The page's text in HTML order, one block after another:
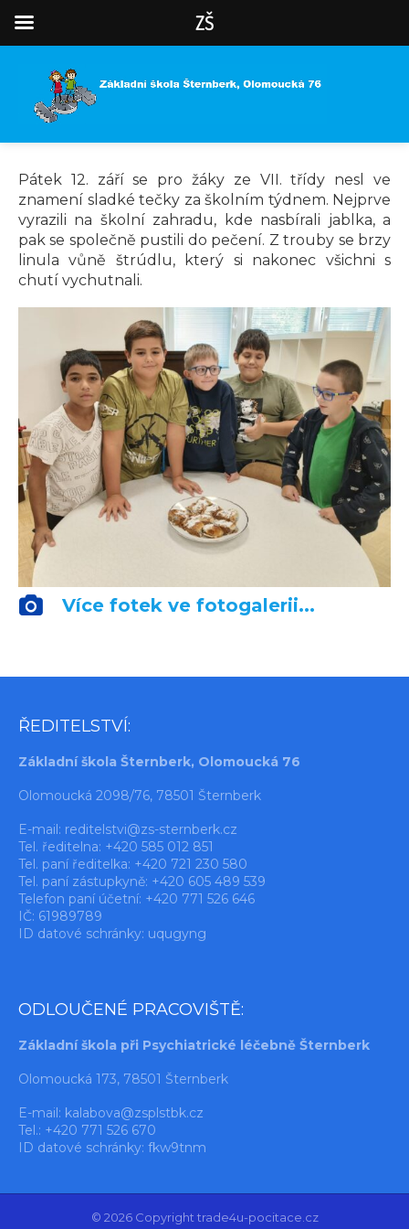
Pátek 12. září se pro žáky ze VII. třídy nesl ve
znamení sladké tečky za školním týdnem. Nejprve
vyrazili na školní zahradu, kde nasbírali jablka, a
pak se společně pustili do pečení. Z trouby se brzy
linula vůně štrúdlu, který si nakonec všichni s
chutí vychutnali.
Více fotek ve fotogalerii...
ŘEDITELSTVÍ:
Základní škola Šternberk, Olomoucká 76
Olomoucká 2098/76, 78501 Šternberk
E-mail: reditelstvi@zs-sternberk.cz
Tel. ředitelna: +420 585 012 851
Tel. paní ředitelka: +420 721 230 580
Tel. paní zástupkyně: +420 605 489 539
Telefon paní účetní: +420 771 526 646
IČ: 61989789
ID datové schránky: uqugyng
ODLOUČENÉ PRACOVIŠTĚ:
Základní škola při Psychiatrické léčebně Šternberk
Olomoucká 173, 78501 Šternberk
E-mail: kalabova@zsplstbk.cz
Tel.: +420 771 526 670
ID datové schránky: fkw9tnm
© 2026 Copyright trade4u-pocitace.cz
ZŠ